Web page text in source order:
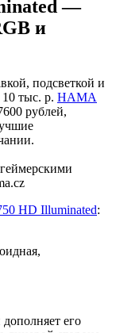
—
и
подсветкой и
тыс. р. HAMA
рублей,
HD Illuminated:
его